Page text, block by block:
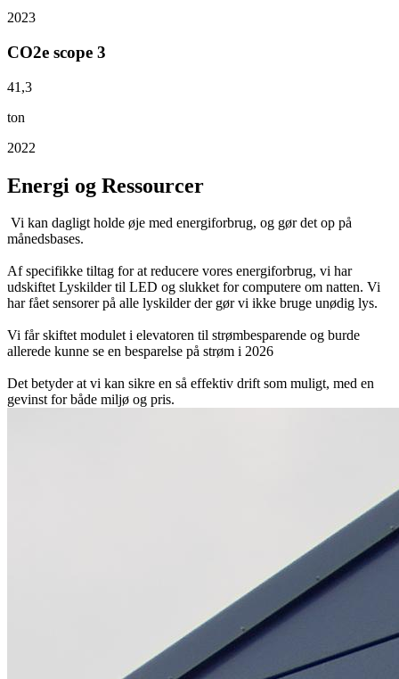
2023
CO2e scope 3
41,3
ton
2022
Energi og Ressourcer
Vi kan dagligt holde øje med energiforbrug, og gør det op på
månedsbases.
Af specifikke tiltag for at reducere vores energiforbrug, vi har
udskiftet Lyskilder til LED og slukket for computere om natten. Vi
har fået sensorer på alle lyskilder der gør vi ikke bruge unødig lys.
Vi får skiftet modulet i elevatoren til strømbesparende og burde
allerede kunne se en besparelse på strøm i 2026
Det betyder at vi kan sikre en så effektiv drift som muligt, med en
gevinst for både miljø og pris.